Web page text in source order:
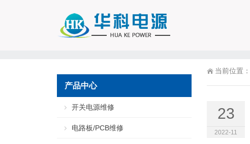
当前位置：
23
2022-11
产品中心
开关电源维修
电路板/PCB维修